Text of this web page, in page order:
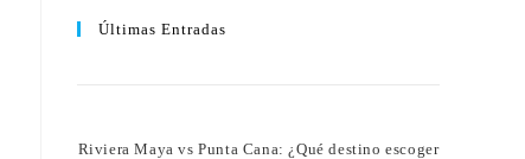
Últimas Entradas
Riviera Maya vs Punta Cana: ¿Qué destino escoger